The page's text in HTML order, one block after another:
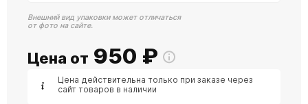
Внешний вид упаковки может отличаться
от фото на сайте.
Цена от 950 ₽
Цена действительна только при заказе через
сайт товаров в наличии